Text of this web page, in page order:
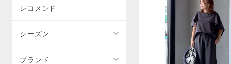
レコメンド
シーズン
ブランド